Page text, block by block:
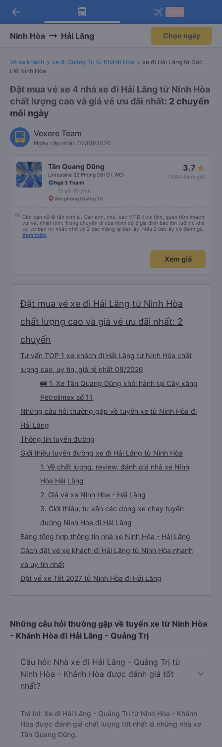
Tải app Vexere ngay!
Nhận ưu đãi thành viên độc
Mở app
Tải app Vexere
-30k/ghế khi đặt vé máy bay qua
Mở app
arrow_back
Ninh Hòa Hải Lăng Chọn ngày
Vé xe khách xe đi Quảng Trị từ Khánh Hòa
xe đi Hải Lăng từ Dốc
Lết Ninh Hòa
Đặt mua vé xe 4 nhà xe đi Hải Lăng từ Ninh Hòa
chất lượng cao và giá vé ưu đãi nhất: 2 chuyến
mỗi ngày
Vexere Team
Ngày cập nhật: 07/08/2026
Tân Quang Dũng
Limousine 22 Phòng Đôi G ( WC)
3.7
(3004 đánh giá)
Ngã 3 Thành
15 giờ 30 phút
Văn phòng Quảng Trị
Các bạn nữ lễ tân xinh iu. Các anh, chú, bác VP ĐH vui tính, quan tâm khách,
vui vẻ, nhiệt tình. Trong chuyến đi của mình có 2 gia đình bác lớn tuổi nc khá
to, có bạn nv nhắc nhở thì 2 bác mắng lại bạn ấy. Nếu 2 bác ấy có đánh giá
xấu thì mình ngược lại nha. Bạn ấy nhắc nhở rất đúng. 2 bác nói rất to. To
bạn ấy nha. Nếu bạn ấy bị trừ thì bảo bạn ấy liên hệ sđt của mình, mình hỗ
trợ ạ. Số mình đuôi 666, chuyến ĐH-NT ngày 16/1. À các bạn nữ lễ tân xinh
iu còn đổi cho mình phòng đơn sang đôi xong còn note là (một mình) yêu
Xem thêm
Xem giá
Đặt mua vé xe đi Hải Lăng từ Ninh Hòa
chất lượng cao và giá vé ưu đãi nhất: 2
chuyến
Tư vấn TOP 1 xe khách đi Hải Lăng từ Ninh Hòa chất
lượng cao, uy tín, giá rẻ nhất 08/2026
🚌 1. Xe Tân Quang Dũng khởi hành tại Cây xăng
Petrolimex số 11
Những câu hỏi thường gặp về tuyến xe từ Ninh Hòa đi
Hải Lăng
Thông tin tuyến đường
Giới thiệu tuyến đường xe đi Hải Lăng từ Ninh Hòa
1. Về chất lượng, review, đánh giá nhà xe Ninh
Hòa Hải Lăng
2. Giá vé xe Ninh Hòa - Hải Lăng
3. Giới thiệu, tư vấn các dòng xe chạy tuyến
đường Ninh Hòa đi Hải Lăng
Bảng tổng hợp thông tin nhà xe Ninh Hòa - Hải Lăng
Cách đặt vé xe khách đi Hải Lăng từ Ninh Hòa nhanh
và uy tín nhất
Đặt vé xe Tết 2027 từ Ninh Hòa đi Hải Lăng
Những câu hỏi thường gặp về tuyến xe từ Ninh Hòa
- Khánh Hòa đi Hải Lăng - Quảng Trị
Câu hỏi: Nhà xe đi Hải Lăng - Quảng Trị từ
Ninh Hòa - Khánh Hòa được đánh giá tốt
nhất?
Trả lời: Xe đi Hải Lăng - Quảng Trị từ Ninh Hòa - Khánh
Hòa được đánh giá chất lượng tốt nhất là những nhà xe
Tân Quang Dũng.